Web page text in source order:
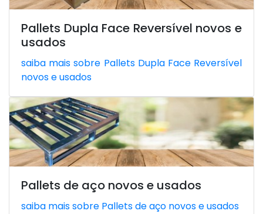
Pallets Dupla Face Reversível novos e
usados
saiba mais sobre Pallets Dupla Face Reversível
novos e usados
Pallets de aço novos e usados
saiba mais sobre Pallets de aço novos e usados